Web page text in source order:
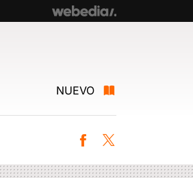
NUEVO
Facebook